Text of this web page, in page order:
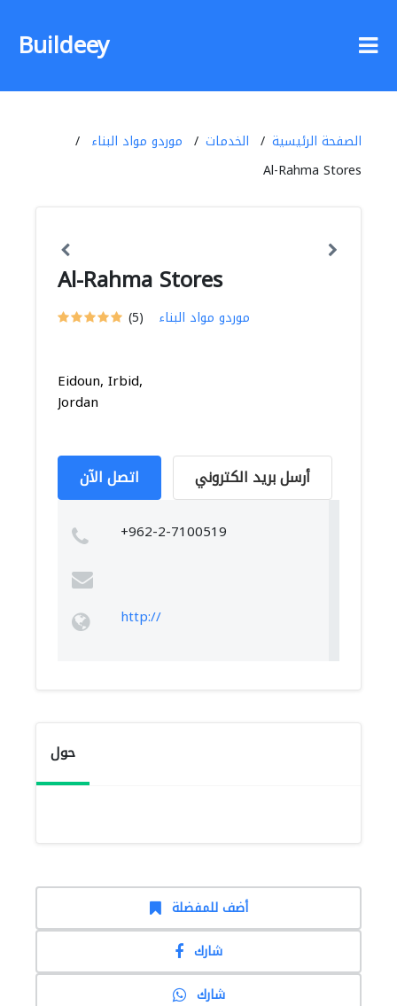
Buildeey
الصفحة الرئيسية الخدمات
موردو مواد البناء
Al-Rahma Stores
Al-Rahma Stores
(5) موردو مواد البناء
Eidoun, Irbid,
Jordan
اتصل الآن أرسل بريد الكتروني
+962-2-7100519
http://
حول
أضف للمفضلة
شارك
شارك